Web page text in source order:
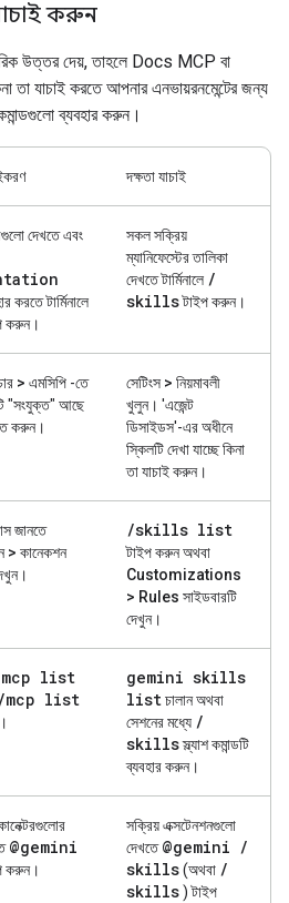
করুন
উত্তর দেয়, তাহলে Docs MCP বা
তা যাচাই করতে আপনার এনভায়রনমেন্টের জন্য
ব্যবহার করুন।
দক্ষতা যাচাই
দেখতে এবং
করতে টার্মিনালে
করুন।
সকল সক্রিয়
ম্যানিফেস্টের তালিকা
দেখতে টার্মিনালে /
skillsটাইপ করুন।
> এমসিপি -তে
"সংযুক্ত" আছে
করুন।
সেটিংস > নিয়মাবলী
খুলুন। 'এজেন্ট
ডিসাইডস'-এর অধীনে
স্কিলটি দেখা যাচ্ছে কিনা
তা যাচাই করুন।
জানতে
> কানেকশন
/skills list
টাইপ করুন অথবা
Customizations
> Rules সাইডবারটি
দেখুন।
list
/mcp list
gemini skills
listচালান অথবা
সেশনের মধ্যে /
skillsস্ল্যাশ কমান্ডটি
ব্যবহার করুন।
@gemini
করুন।
সক্রিয় এক্সটেনশনগুলো
দেখতে@gemini /
skills(অথবা /
skills) টাইপ